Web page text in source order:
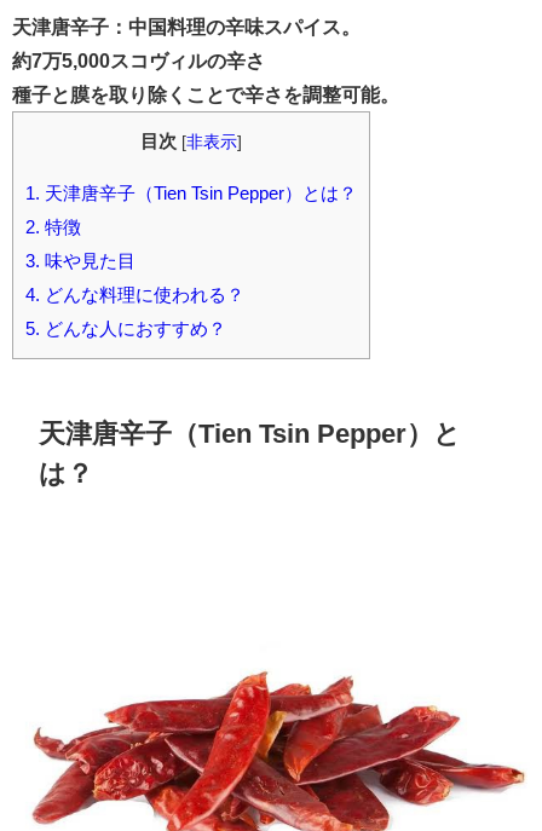
天津唐辛子：中国料理の辛味スパイス。
約7万5,000スコヴィルの辛さ
種子と膜を取り除くことで辛さを調整可能。
目次 [非表示]
1. 天津唐辛子（Tien Tsin Pepper）とは？
2. 特徴
3. 味や見た目
4. どんな料理に使われる？
5. どんな人におすすめ？
天津唐辛子（Tien Tsin Pepper）と
は？